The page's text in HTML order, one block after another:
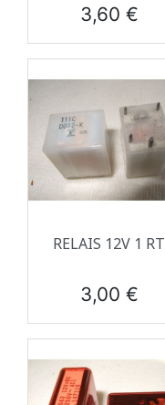
Prix
3,60 €
RELAIS 12V 1 RT
Prix
3,00 €